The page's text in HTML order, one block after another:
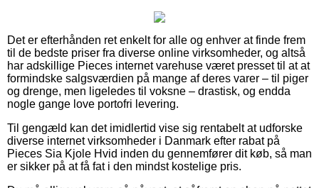
Det er efterhånden ret enkelt for alle og enhver at finde frem
til de bedste priser fra diverse online virksomheder, og altså
har adskillige Pieces internet varehuse været presset til at at
formindske salgsværdien på mange af deres varer – til piger
og drenge, men ligeledes til voksne – drastisk, og endda
nogle gange love portofri levering.
Til gengæld kan det imidlertid vise sig rentabelt at udforske
diverse internet virksomheder i Danmark efter rabat på
Pieces Sia Kjole Hvid inden du gennemfører dit køb, så man
er sikker på at få fat i den mindst kostelige pris.